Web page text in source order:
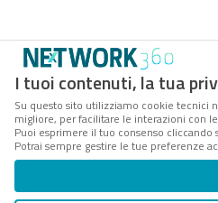
I tuoi contenuti, la tua
Su questo sito utilizziamo cookie tecnici
migliore, per facilitare le interazioni con
Puoi esprimere il tuo consenso cliccando
Potrai sempre gestire le tue preferenze